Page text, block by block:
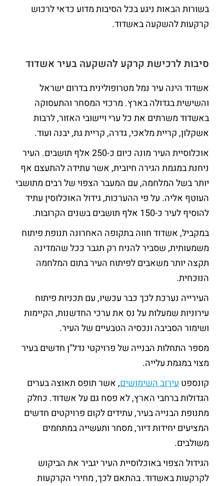
בשורות הבאות ניגע בכל הסיבות מדוע כדאי לרכוש
קרקעות להשקעה באשדוד.
סיבות לרכישת קרקע להשקעה בעיר אשדוד
אשדוד הינה עיר נמל מטרופולינית בדרום ישראל
והשישית בגדולה בארץ. מרכזי המסחר והתעסוקה
באשדוד משרתים את כל ערי ויישובי האזור, לרבות
אשקלון, קריית מלאכי, גדרה, קריית גת, יבנה ועוד.
אוכלוסיית העיר מונה כיום כ-250 אלף תושבים. העיר
ניחנת במגמת הגירה חיובית, אשר עתידה להתעצם אף
יותר בשל המלחמה, עם המעבר הצפוי של רבים מתושבי
העוטף אליה. על פי ההערכות, גידול האוכלוסין עתיד
להוסיף לעיר כ-150 אלף תושבים בשנים הקרובות.
במקביל, אשדוד חווה בתקופה האחרונה תנופת פיתוח
משמעותית, שסביר להניח רק תגבר ככל שהמדינה
תקצה יותר משאבים לפיתוח העיר בתום המלחמה
הנוכחית.
העירייה נערכת לכך כבר עכשיו, עם תכניות פיתוח
עירוניות שמעלות על נס את ערכי החדשנות, הקיימות
ושימור הסביבה ונכסיה הטבעיים של העיר.
מספר התחלות הבנייה של פרויקטי נדל"ן חדשים בעיר
מצוי במגמת עלייה.
קונספטעירוב השימושים, אשר תופס תאוצה בערים
הגדולות ברחבי הארץ, לא פסח גם על אשדוד. כחלק
מתנופת הבנייה בעיר, עתידים לקום פרויקטים חדשים
המציעים יחידות דיור, מסחר ותעשייה במתחמים
משולבים.
הגידול הצפוי באוכלוסיית העיר יגביר את הביקוש
לקרקעות באשדוד. בהתאם לכך, מחירי הקרקעות